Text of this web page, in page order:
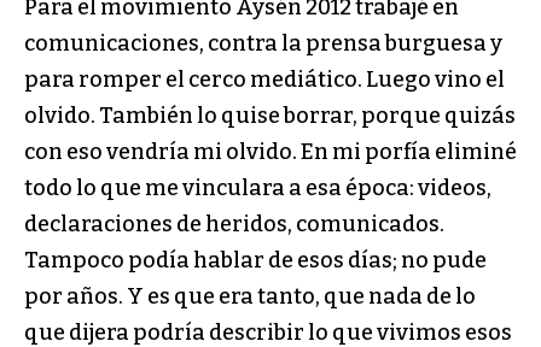
Para el movimiento Aysén 2012 trabajé en
comunicaciones, contra la prensa burguesa y
para romper el cerco mediático. Luego vino el
olvido. También lo quise borrar, porque quizás
con eso vendría mi olvido. En mi porfía eliminé
todo lo que me vinculara a esa época: videos,
declaraciones de heridos, comunicados.
Tampoco podía hablar de esos días; no pude
por años. Y es que era tanto, que nada de lo
que dijera podría describir lo que vivimos esos